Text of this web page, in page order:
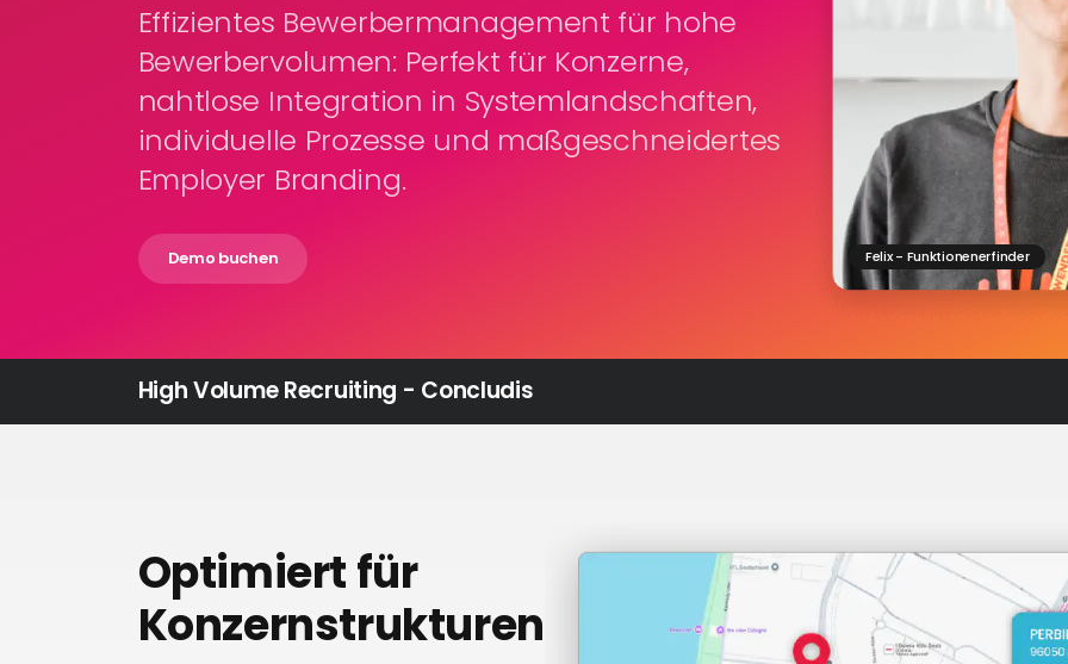
Effizientes Bewerbermanagement für hohe
Bewerbervolumen: Perfekt für Konzerne,
nahtlose Integration in Systemlandschaften,
individuelle Prozesse und maßgeschneidertes
Employer Branding.
Demo buchen Felix - Funktionenerfinder
High Volume Recruiting - Concludis
Optimiert für
Konzernstrukturen